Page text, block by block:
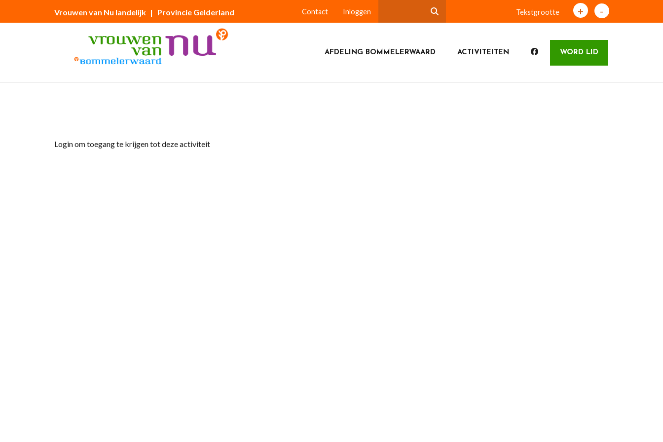
Vrouwen van Nu landelijk | Provincie Gelderland Contact Inloggen Tekstgrootte + -
AFDELING BOMMELERWAARD ACTIVITEITEN WORD LID
Login om toegang te krijgen tot deze activiteit